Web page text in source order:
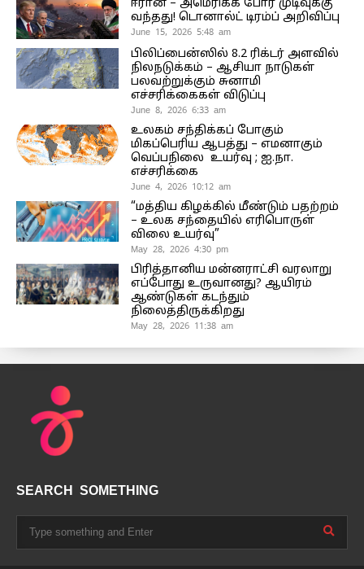
ஈரான் – அமெரிக்க போர் முடிவுக்கு
வந்தது! டொனால்ட் டிரம்ப் அறிவிப்பு
June 15, 2026 5:48 am
பிலிப்பைன்ஸில் 8.2 ரிக்டர் அளவில்
நிலநடுக்கம் – ஆசியா நாடுகள்
பலவற்றுக்கும் சுனாமி
எச்சரிக்கைகள் விடுப்பு
June 8, 2026 6:33 am
உலகம் சந்திக்கப் போகும்
மிகப்பெரிய ஆபத்து – எமனாகும்
வெப்பநிலை உயர்வு ; ஐ.நா.
எச்சரிக்கை
June 4, 2026 10:12 am
“மத்திய கிழக்கில் மீண்டும் பதற்றம்
– உலக சந்தையில் எரிபொருள்
விலை உயர்வு”
May 28, 2026 4:30 pm
பிரித்தானிய மன்னராட்சி வரலாறு
எப்போது உருவானது? ஆயிரம்
ஆண்டுகள் கடந்தும்
நிலைத்திருக்கிறது
May 28, 2026 11:38 am
SEARCH SOMETHING